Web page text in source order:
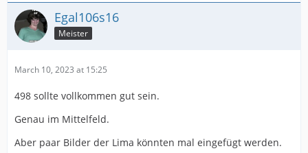
Egal106s16
Meister
March 10, 2023 at 15:25
498 sollte vollkommen gut sein.
Genau im Mittelfeld.
Aber paar Bilder der Lima könnten mal eingefügt werden.